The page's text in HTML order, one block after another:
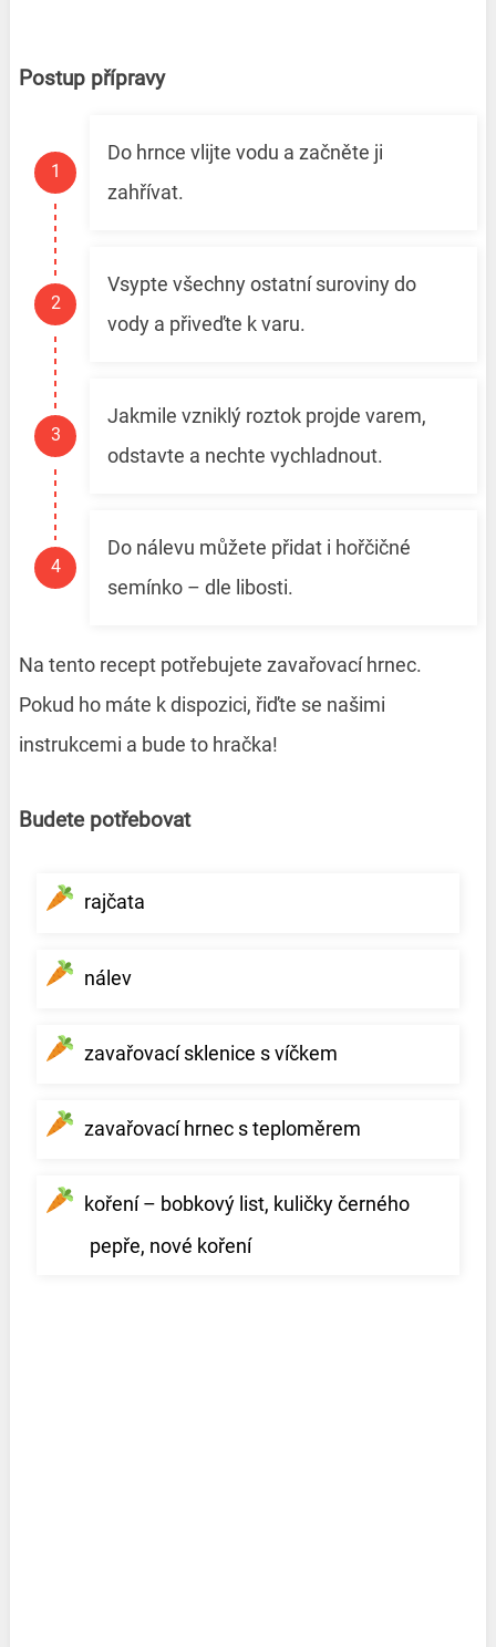
Postup přípravy
Do hrnce vlijte vodu a začněte ji
zahřívat.
Vsypte všechny ostatní suroviny do
vody a přiveďte k varu.
Jakmile vzniklý roztok projde varem,
odstavte a nechte vychladnout.
Do nálevu můžete přidat i hořčičné
semínko – dle libosti.
Na tento recept potřebujete zavařovací hrnec.
Pokud ho máte k dispozici, řiďte se našimi
instrukcemi a bude to hračka!
Budete potřebovat
rajčata
nálev
zavařovací sklenice s víčkem
zavařovací hrnec s teploměrem
koření – bobkový list, kuličky černého
pepře, nové koření